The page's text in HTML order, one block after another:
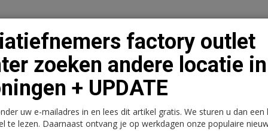
Vacaturebank Contact Abonnementen
Kantoren Retail Logistiek Juridisch | Fiscaal
factory outlet
zoeken andere locatie in
+ UPDATE
uw e-mailadres in en lees dit artikel gratis. We sturen u dan een
te lezen. Daarnaast ontvang je op werkdagen onze populaire